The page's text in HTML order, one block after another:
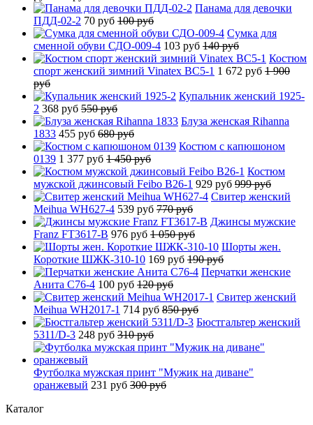
Панама для девочки
ПДД-02-2 70 руб 100 руб
Сумка для
сменной обуви СДО-009-4 103 руб 140 руб
Костюм
спорт женский зимний Vinatex BC5-1 1 672 руб 1 900
руб
Купальник женский 1925-
2 368 руб 550 руб
Блуза женская Rihanna
1833 455 руб 680 руб
Костюм с капюшоном
0139 1 377 руб 1 450 руб
Костюм
мужской джинсовый Feibo B26-1 929 руб 999 руб
Свитер женский
Meihua WH627-4 539 руб 770 руб
Джинсы мужские
Franz FT3617-B 976 руб 1 050 руб
Шорты жен.
Короткие ШЖК-310-10 169 руб 190 руб
Перчатки женские
Анита C76-4 100 руб 120 руб
Свитер женский
Meihua WH2017-1 714 руб 850 руб
Бюстгальтер женский
5311/D-3 248 руб 310 руб
Футболка мужская принт "Мужик на диване"
оранжевый 231 руб 300 руб
Каталог